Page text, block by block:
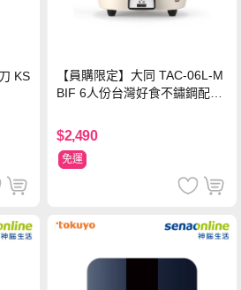
KS
【員購限定】大同 TAC-06L-M
BIF 6人份台灣好食不鏽鋼配件
$2,490
免運